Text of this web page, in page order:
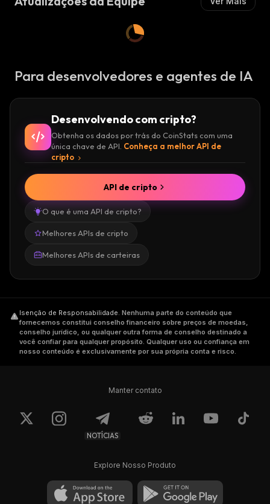
Para desenvolvedores e agentes de IA
Desenvolvendo com cripto?
Obtenha os dados por trás do CoinStats com uma
única chave de API. Conheça a melhor API de
cripto
O que é uma API de cripto?
Melhores APIs de cripto
Melhores APIs de carteiras
API de cripto
Isenção de Responsabilidade. Nenhuma parte do conteúdo que
fornecemos constitui conselho financeiro sobre preços de moedas,
conselho jurídico, ou qualquer outra forma de conselho destinado a
você confiar para qualquer propósito. Qualquer uso ou confiança em
nosso conteúdo é exclusivamente por sua própria conta e risco.
Manter contato
NOTÍCIAS
Explore Nosso Produto